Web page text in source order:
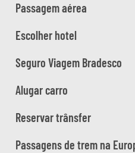
Passagem aérea
Escolher hotel
Seguro Viagem Bradesco
Alugar carro
Reservar trânsfer
Passagens de trem na